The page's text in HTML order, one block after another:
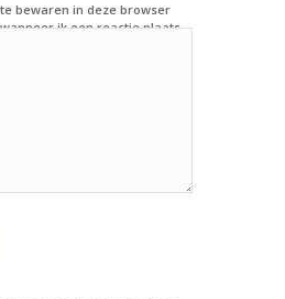
bewaren in deze browser
ik een reactie plaats.